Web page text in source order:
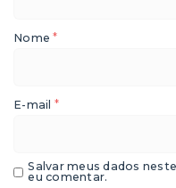
Nome*
E-mail *
Salvar meus dados
eu comentar.